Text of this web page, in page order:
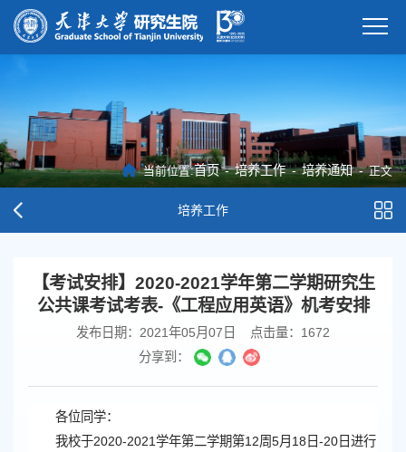
当前位置:首页 - 培养工作 - 培养通知 - 正文
培养工作
【考试安排】2020-2021学年第二学期研究生
公共课考试考表-《工程应用英语》机考安排
发布日期：2021年05月07日 点击量： 1672
分享到：
各位同学：
我校于2020-2021学年第二学期第12周5月18日-20日进行